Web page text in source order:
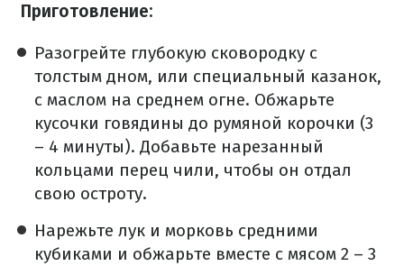
Приготовление:
Разогрейте глубокую сковородку с
толстым дном, или специальный казанок,
с маслом на среднем огне. Обжарьте
кусочки говядины до румяной корочки (3
– 4 минуты). Добавьте нарезанный
кольцами перец чили, чтобы он отдал
свою остроту.
Нарежьте лук и морковь средними
кубиками и обжарьте вместе с мясом 2 – 3